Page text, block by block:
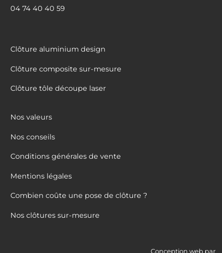
04 74 40 40 59
Clôture aluminium design
Clôture composite sur-mesure
Clôture tôle découpe laser
Nos valeurs
Nos conseils
Conditions générales de vente
Mentions légales
Combien coûte une pose de clôture ?
Nos clôtures sur-mesure
Conception web par